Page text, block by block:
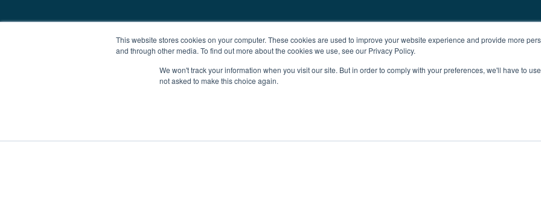
This website stores cookies on your computer. These cookies are used to improve your website experience and provide more
and through other media. To find out more about the cookies we use, see our Privacy Policy.
We won't track your information when you visit our site. But in order to comply with your preferences, we'll have to
not asked to make this choice again.